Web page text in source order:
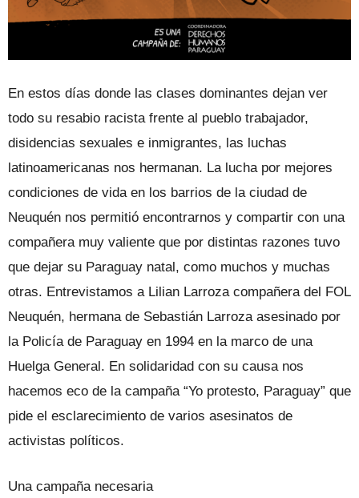
En estos días donde las clases dominantes dejan ver
todo su resabio racista frente al pueblo trabajador,
disidencias sexuales e inmigrantes, las luchas
latinoamericanas nos hermanan. La lucha por mejores
condiciones de vida en los barrios de la ciudad de
Neuquén nos permitió encontrarnos y compartir con una
compañera muy valiente que por distintas razones tuvo
que dejar su Paraguay natal, como muchos y muchas
otras. Entrevistamos a Lilian Larroza compañera del FOL
Neuquén, hermana de Sebastián Larroza asesinado por
la Policía de Paraguay en 1994 en la marco de una
Huelga General. En solidaridad con su causa nos
hacemos eco de la campaña “Yo protesto, Paraguay” que
pide el esclarecimiento de varios asesinatos de
activistas políticos.
Una campaña necesaria